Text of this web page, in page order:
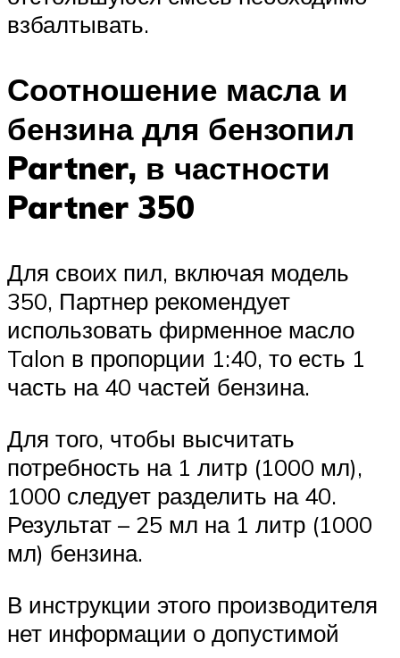
взбалтывать.
Соотношение масла и
бензина для бензопил
Partner, в частности
Partner 350
Для своих пил, включая модель
350, Партнер рекомендует
использовать фирменное масло
Talon в пропорции 1:40, то есть 1
часть на 40 частей бензина.
Для того, чтобы высчитать
потребность на 1 литр (1000 мл),
1000 следует разделить на 40.
Результат – 25 мл на 1 литр (1000
мл) бензина.
В инструкции этого производителя
нет информации о допустимой